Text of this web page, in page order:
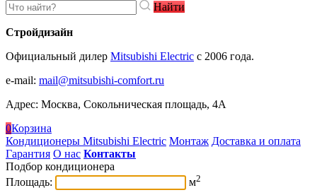
Найти
Стройдизайн
Официальный дилер Mitsubishi Electric c 2006 года.
e-mail: mail@mitsubishi-comfort.ru
Адрес: Москва, Сокольническая площадь, 4А
0Корзина
Кондиционеры Mitsubishi Electric Монтаж Доставка и оплата
Гарантия О нас Контакты
Подбор кондиционера
Площадь:
м2